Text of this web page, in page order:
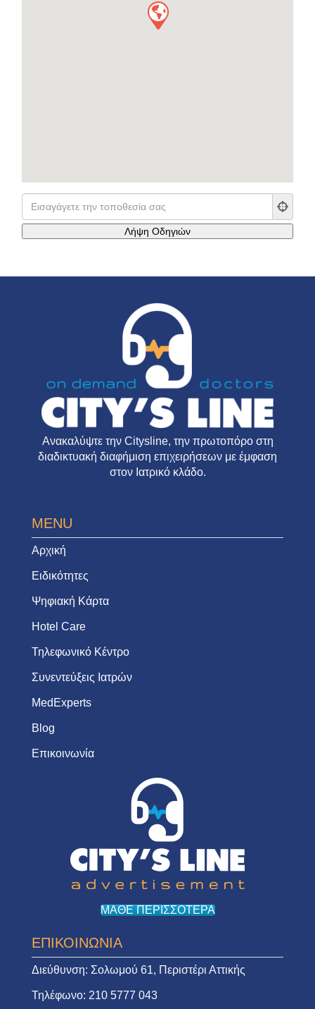
Ανακαλύψτε την Citysline, την πρωτοπόρο στη
διαδικτυακή διαφήμιση επιχειρήσεων με έμφαση
στον Ιατρικό κλάδο.
MENU
Αρχική
Ειδικότητες
Ψηφιακή Κάρτα
Hotel Care
Τηλεφωνικό Κέντρο
Συνεντεύξεις Ιατρών
MedExperts
Blog
Επικοινωνία
ΜΑΘΕ ΠΕΡΙΣΣΟΤΕΡΑ
ΕΠΙΚΟΙΝΩΝΙΑ
Διεύθυνση: Σολωμού 61, Περιστέρι Αττικής
Τηλέφωνο: 210 5777 043